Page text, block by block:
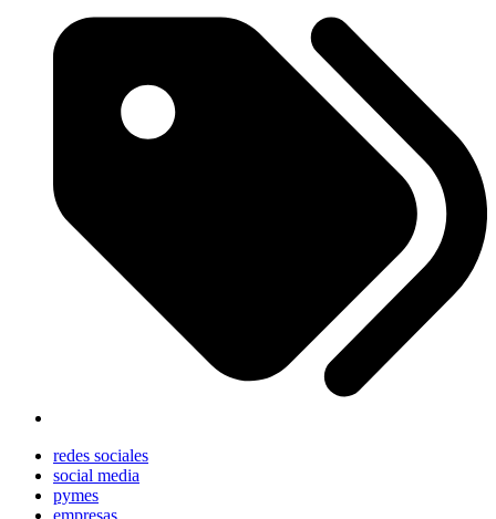
redes sociales
social media
pymes
empresas